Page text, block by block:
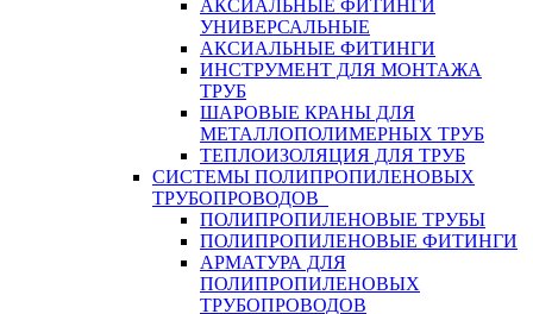
АКСИАЛЬНЫЕ ФИТИНГИ
УНИВЕРСАЛЬНЫЕ
АКСИАЛЬНЫЕ ФИТИНГИ
ИНСТРУМЕНТ ДЛЯ МОНТАЖА
ТРУБ
ШАРОВЫЕ КРАНЫ ДЛЯ
МЕТАЛЛОПОЛИМЕРНЫХ ТРУБ
ТЕПЛОИЗОЛЯЦИЯ ДЛЯ ТРУБ
СИСТЕМЫ ПОЛИПРОПИЛЕНОВЫХ
ТРУБОПРОВОДОВ
ПОЛИПРОПИЛЕНОВЫЕ ТРУБЫ
ПОЛИПРОПИЛЕНОВЫЕ ФИТИНГИ
АРМАТУРА ДЛЯ
ПОЛИПРОПИЛЕНОВЫХ
ТРУБОПРОВОДОВ